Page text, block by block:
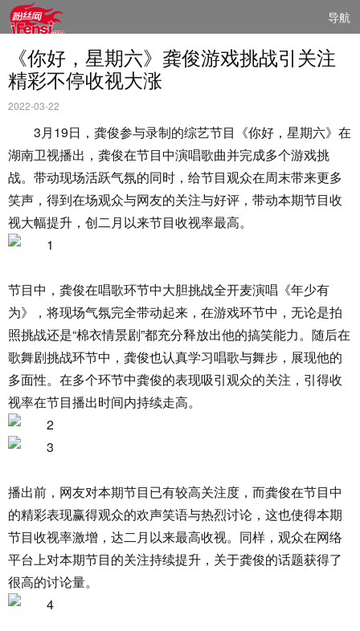
导航
《你好，星期六》龚俊游戏挑战引关注
精彩不停收视大涨
2022-03-22
3月19日，龚俊参与录制的综艺节目《你好，星期六》在
湖南卫视播出，龚俊在节目中演唱歌曲并完成多个游戏挑
战。带动现场活跃气氛的同时，给节目观众在周末带来更多
笑声，得到在场观众与网友的关注与好评，带动本期节目收
视大幅提升，创二月以来节目收视率最高。
节目中，龚俊在唱歌环节中大胆挑战全开麦演唱《年少有
为》，将现场气氛完全带动起来，在游戏环节中，无论是拍
照挑战还是“棉衣情景剧”都充分释放出他的搞笑能力。随后在
歌舞剧挑战环节中，龚俊也认真学习唱歌与舞步，展现他的
多面性。在多个环节中龚俊的表现吸引观众的关注，引得收
视率在节目播出时间内持续走高。
播出前，网友对本期节目已有较高关注度，而龚俊在节目中
的精彩表现赢得观众的欢声笑语与热烈讨论，这也使得本期
节目收视率激增，达二月以来最高收视。同样，观众在网络
平台上对本期节目的关注持续提升，关于龚俊的话题获得了
很高的讨论量。